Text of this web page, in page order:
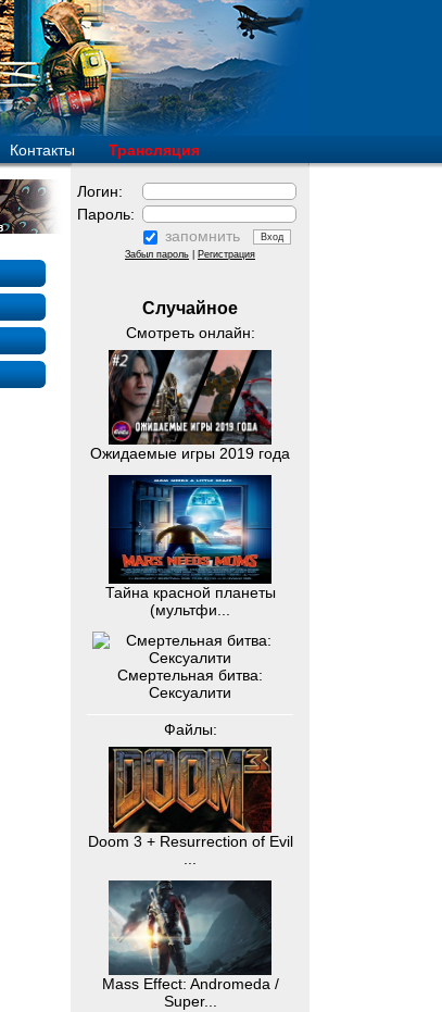
Контакты Трансляция
Логин:
Пароль:
запомнить
Забыл пароль Регистрация
Случайное
Смотреть онлайн:
Ожидаемые игры 2019 года
Тайна красной планеты
(мультфи...
Смертельная битва:
Сексуалити
Файлы:
Doom 3 + Resurrection of Evil
...
Mass Effect: Andromeda /
Super...